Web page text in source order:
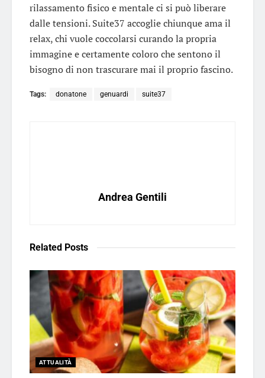
rilassamento fisico e mentale ci si può liberare
dalle tensioni. Suite37 accoglie chiunque ama il
relax, chi vuole coccolarsi curando la propria
immagine e certamente coloro che sentono il
bisogno di non trascurare mai il proprio fascino.
Tags: donatone genuardi suite37
Andrea Gentili
Related Posts
ATTUALITÀ